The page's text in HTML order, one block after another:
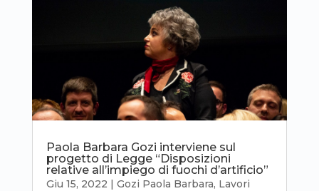
Paola Barbara Gozi interviene sul
progetto di Legge “Disposizioni
relative all’impiego di fuochi d’artificio”
Giu 15, 2022 | Gozi Paola Barbara, Lavori